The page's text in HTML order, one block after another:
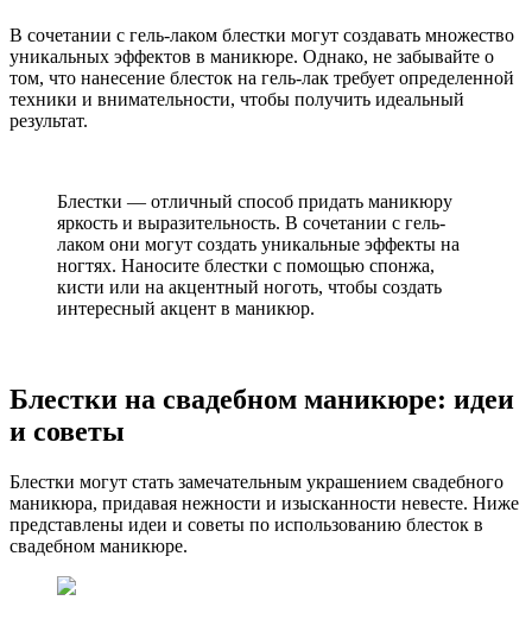
В сочетании с гель-лаком блестки могут создавать множество
уникальных эффектов в маникюре. Однако, не забывайте о
том, что нанесение блесток на гель-лак требует определенной
техники и внимательности, чтобы получить идеальный
результат.
Блестки — отличный способ придать маникюру
яркость и выразительность. В сочетании с гель-
лаком они могут создать уникальные эффекты на
ногтях. Наносите блестки с помощью спонжа,
кисти или на акцентный ноготь, чтобы создать
интересный акцент в маникюр.
Блестки на свадебном маникюре: идеи
и советы
Блестки могут стать замечательным украшением свадебного
маникюра, придавая нежности и изысканности невесте. Ниже
представлены идеи и советы по использованию блесток в
свадебном маникюре.